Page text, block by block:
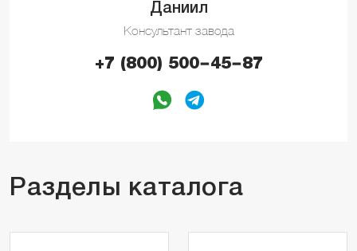
Даниил
Консультант завода
+7 (800) 500−45−87
Разделы каталога